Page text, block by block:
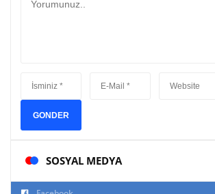
GONDER
SOSYAL MEDYA